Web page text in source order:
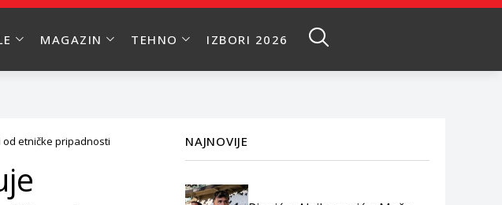
MAGAZIN TEHNO IZBORI 2026
od etničke pripadnosti NAJNOVIJE